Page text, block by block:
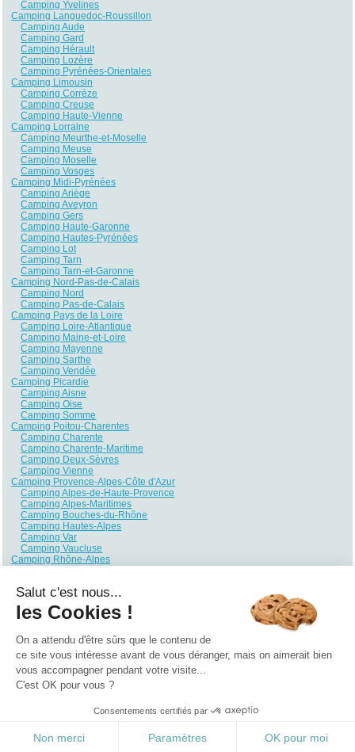
Camping Yvelines
Camping Languedoc-Roussillon
Camping Aude
Camping Gard
Camping Hérault
Camping Lozère
Camping Pyrénées-Orientales
Camping Limousin
Camping Corrèze
Camping Creuse
Camping Haute-Vienne
Camping Lorraine
Camping Meurthe-et-Moselle
Camping Meuse
Camping Moselle
Camping Vosges
Camping Midi-Pyrénées
Camping Ariège
Camping Aveyron
Camping Gers
Camping Haute-Garonne
Camping Hautes-Pyrénées
Camping Lot
Camping Tarn
Camping Tarn-et-Garonne
Camping Nord-Pas-de-Calais
Camping Nord
Camping Pas-de-Calais
Camping Pays de la Loire
Camping Loire-Atlantique
Camping Maine-et-Loire
Camping Mayenne
Camping Sarthe
Camping Vendée
Camping Picardie
Camping Aisne
Camping Oise
Camping Somme
Camping Poitou-Charentes
Camping Charente
Camping Charente-Maritime
Camping Deux-Sèvres
Camping Vienne
Camping Provence-Alpes-Côte d'Azur
Camping Alpes-de-Haute-Provence
Camping Alpes-Maritimes
Camping Bouches-du-Rhône
Camping Hautes-Alpes
Camping Var
Camping Vaucluse
Camping Rhône-Alpes
Camping Drôme
Camping Haute-Savoie
Camping Isère
Camping Rhône
Camping Savoie
Qui sommes nous ? |Contactez-nous
0.286
Salut c'est nous...
les Cookies !
On a attendu d'être sûrs que le contenu de
ce site vous intéresse avant de vous déranger, mais on aimerait bien
vous accompagner pendant votre visite...
C'est OK pour vous ?
Consentements certifiés par
Non merci Paramètres OK pour moi